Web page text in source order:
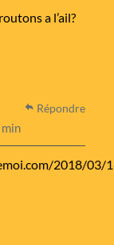
a l’ail?
2018/03/
Répondre